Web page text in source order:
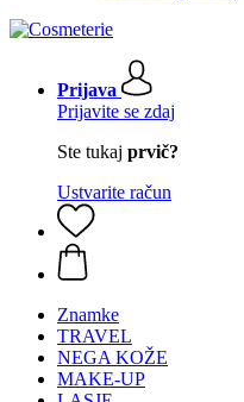
Prijava
Prijavite se zdaj
Ste tukaj prvič?
Ustvarite račun
Znamke
TRAVEL
NEGA KOŽE
MAKE-UP